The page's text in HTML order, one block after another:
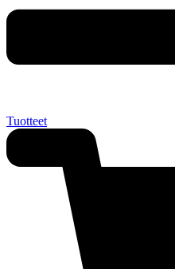
Tuotteet